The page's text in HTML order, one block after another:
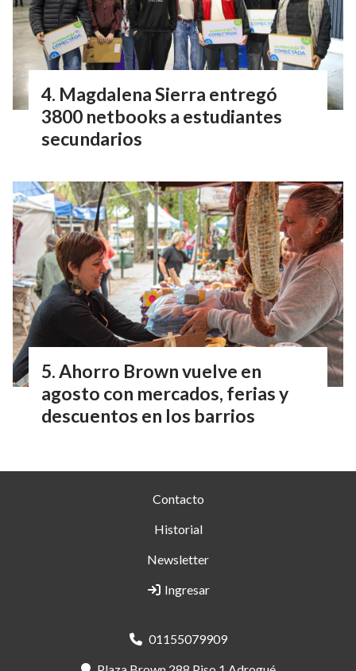
Magdalena Sierra entregó
3800 netbooks a estudiantes
secundarios
Ahorro Brown vuelve en
agosto con mercados, ferias y
descuentos en los barrios
Contacto
Historial
Newsletter
Ingresar
01155079909